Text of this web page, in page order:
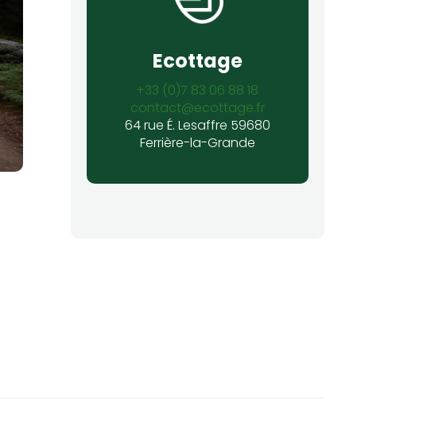
Ecottage
+33 (0)7 83 06 88 18
contact@ecottage.fr
64 rue É. Lesaffre 59680
Ferrière-la-Grande